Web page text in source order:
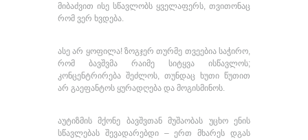
მიბაძვით ისე სწავლობს ყველაფერს, თვითონაც
რომ ვერ ხვდება.
ასე არ ყოფილა! ზოგჯერ თურმე თვეებია საჭირო,
რომ ბავშვმა რაიმე სიტყვა ისწავლოს;
კონცენტრირება შეძლოს, თუნდაც ხუთი წუთით
არ გაეფანტოს ყურადღება და მოგისმინოს.
აუტიზმის მქონე ბავშვთან მუშაობას უცხო ენის
სწავლებას შევადარებდი – ერთ მხარეს დგას